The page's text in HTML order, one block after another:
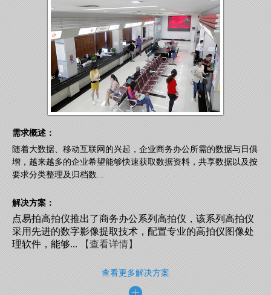
需求概述：
随着大数据、移动互联网的兴起，企业商务办公所需的数据与日俱
增，越来越多的企业希望能够快速获取数据资料，共享数据以及按
要求分类整理及归档数...
解决方案：
点易拍高拍仪推出了商务办公系列高拍仪，该系列高拍仪
采用先进的数字影像提取技术，配置专业的高拍仪图像处
理软件，能够...【查看详情】
查看更多解决方案